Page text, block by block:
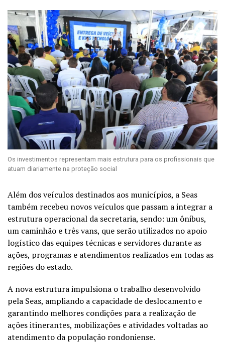
Os investimentos representam mais estrutura para os profissionais que
atuam diariamente na proteção social
Além dos veículos destinados aos municípios, a Seas
também recebeu novos veículos que passam a integrar a
estrutura operacional da secretaria, sendo: um ônibus,
um caminhão e três vans, que serão utilizados no apoio
logístico das equipes técnicas e servidores durante as
ações, programas e atendimentos realizados em todas as
regiões do estado.
A nova estrutura impulsiona o trabalho desenvolvido
pela Seas, ampliando a capacidade de deslocamento e
garantindo melhores condições para a realização de
ações itinerantes, mobilizações e atividades voltadas ao
atendimento da população rondoniense.